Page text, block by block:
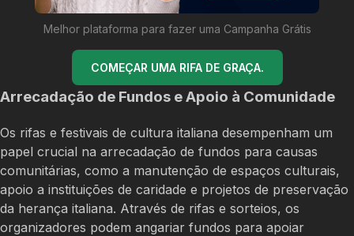
Melhor plataforma para fazer uma Campanha Grátis
COMEÇAR UMA RIFA DE GRAÇA.
Arrecadação de Fundos e Apoio à Comunidade
Os rifas e festivais de cultura italiana desempenham um
papel crucial na arrecadação de fundos para causas
comunitárias, como a manutenção de espaços culturais,
apoio a instituições de caridade e projetos de preservação
da herança italiana. Através de rifas e sorteios, os
organizadores podem angariar fundos para apoiar